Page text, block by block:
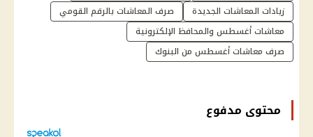
زيادات المعاشات الجديدة
صرف المعاشات بالرقم القومي
معاشات أغسطس والمحافظ الإلكترونية
صرف معاشات أغسطس من البنوك
محتوى مدفوع